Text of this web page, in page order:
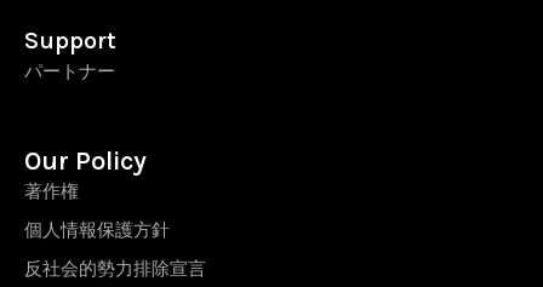
Support
パートナー
Our Policy
著作権
個人情報保護方針
反社会的勢力排除宣言